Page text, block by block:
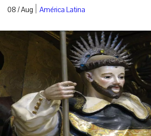
08 / Aug | América Latina